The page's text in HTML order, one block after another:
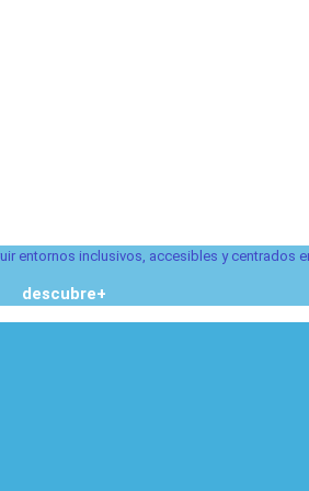
entornos inclusivos, accesibles y centrados
descubre+